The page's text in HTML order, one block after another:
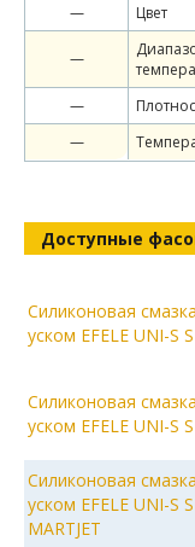
—
Цвет
—
—
—
Доступные
Силиконовая
уском EFELE UNI-S
Силиконовая
уском EFELE UNI-S
Силиконовая
уском EFELE UNI-S
MARTJET